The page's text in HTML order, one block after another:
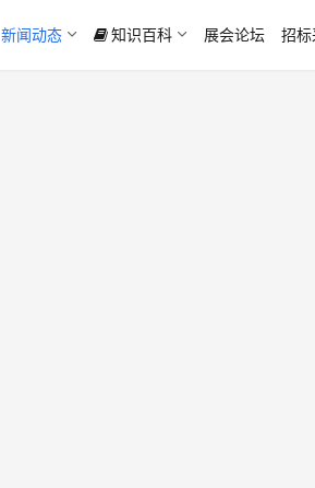
新闻动态 知识百科 展会论坛 招